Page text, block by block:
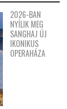
2026-BAN
NYÍLIK MEG
SANGHAJ ÚJ
IKONIKUS
OPERAHÁZA